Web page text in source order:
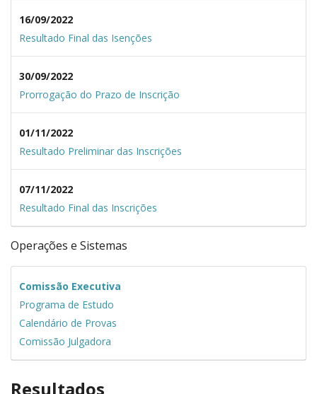
16/09/2022
Resultado Final das Isenções
30/09/2022
Prorrogação do Prazo de Inscrição
01/11/2022
Resultado Preliminar das Inscrições
07/11/2022
Resultado Final das Inscrições
Operações e Sistemas
Comissão Executiva
Programa de Estudo
Calendário de Provas
Comissão Julgadora
Resultados